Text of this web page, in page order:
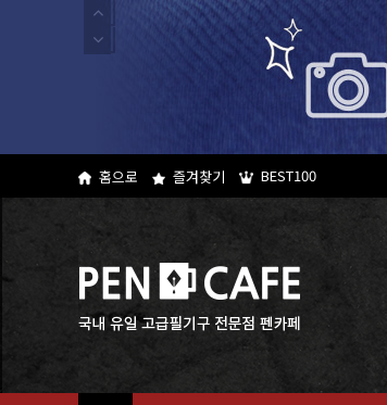
홈으로 즐겨찾기 BEST100